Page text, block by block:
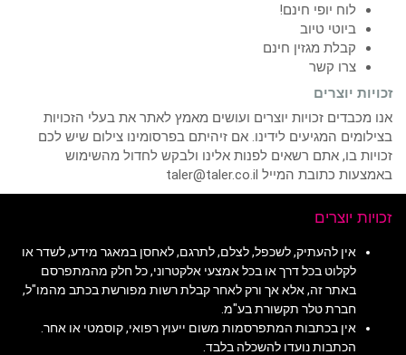
לוח יופי חינם!
ביוטי טיוב
קבלת מגזין חינם
צרו קשר
זכויות יוצרים
אנו מכבדים זכויות יוצרים ועושים מאמץ לאתר את בעלי הזכויות
בצילומים המגיעים לידינו. אם זיהיתם בפרסומינו צילום שיש לכם
זכויות בו, אתם רשאים לפנות אלינו ולבקש לחדול מהשימוש
באמצעות כתובת המייל taler@taler.co.il
זכויות יוצרים
אין להעתיק, לשכפל, לצלם, לתרגם, לאחסן במאגר מידע, לשדר או
לקלוט בכל דרך או בכל אמצעי אלקטרוני, כל חלק מהמתפרסם
באתר זה, אלא אך ורק לאחר קבלת רשות מפורשת בכתב מהמו"ל,
חברת טלר תקשורת בע"מ.
אין בכתבות המתפרסמות משום ייעוץ רפואי, קוסמטי או אחר.
הכתבות נועדו להשכלה בלבד.